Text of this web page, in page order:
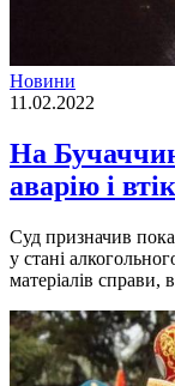
Новини
11.02.2022
На
аварію і
Суд призначив
у стані
матеріалів справи,